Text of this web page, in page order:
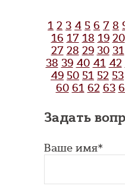
1 2 3 4 5 6 7 8
16 17 18 19 20
27 28 29 30 31
38 39 40 41 42
49 50 51 52 53
60 61 62 63
Задать
Ваше имя*